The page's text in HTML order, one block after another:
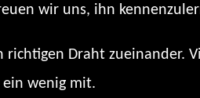
wir uns, ihn
Draht zueinander.
wenig mit.